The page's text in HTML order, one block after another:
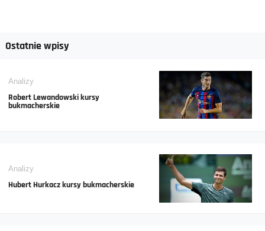
Ostatnie wpisy
Analizy
Robert Lewandowski kursy
bukmacherskie
Analizy
Hubert Hurkacz kursy bukmacherskie